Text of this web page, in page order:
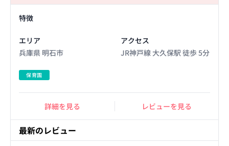
特徴
エリア
兵庫県 明石市
アクセス
JR神戸線 大久保駅 徒歩 5分
保育園
詳細を見る レビューを見る
最新のレビュー